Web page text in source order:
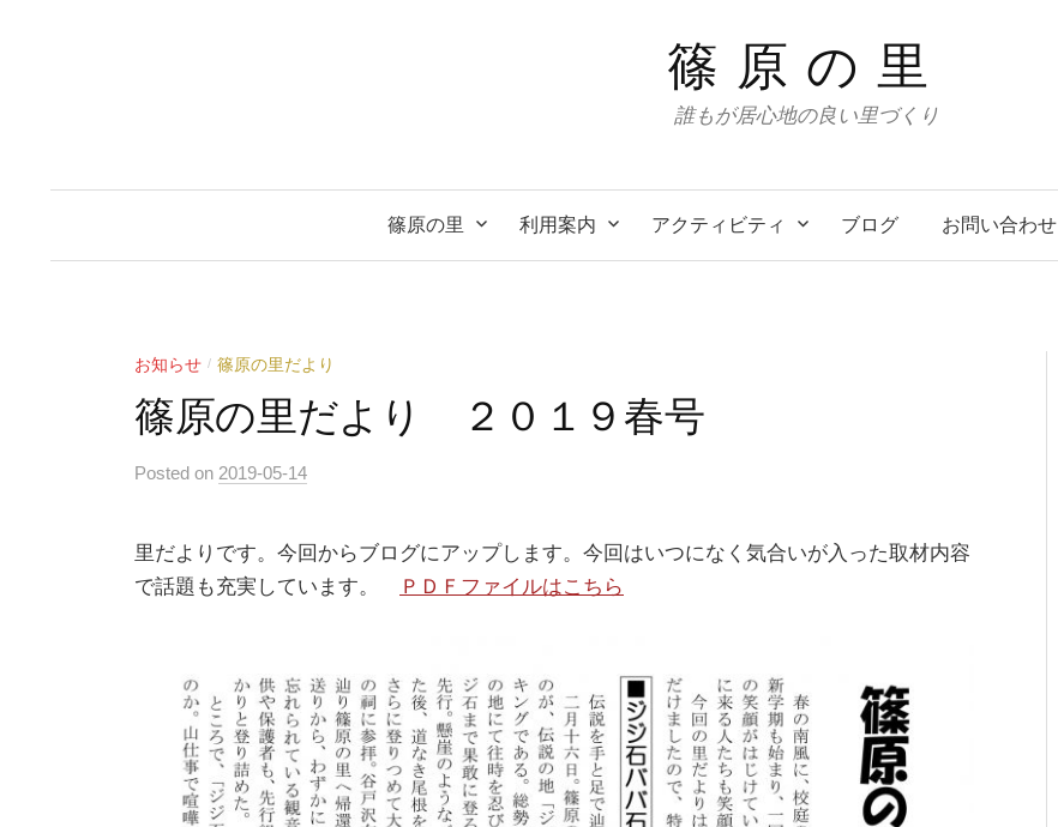
篠原の里
誰もが居心地の良い里づくり
篠原の里 利用案内 アクティビティ ブログ お問い合わせ
お知らせ / 篠原の里だより
篠原の里だより ２０１９春号
Posted on 2019-05-14
里だよりです。今回からブログにアップします。今回はいつになく気合いが入った取材内容
で話題も充実しています。
ＰＤＦファイルはこちら